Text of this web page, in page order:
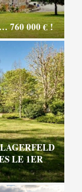
760 000 € !
LE 1ER